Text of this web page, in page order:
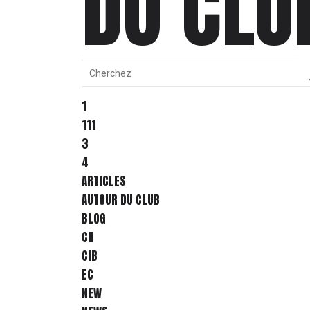
1
111
3
4
ARTICLES
AUTOUR DU CLUB
BLOG
CH
CIB
EC
NEW